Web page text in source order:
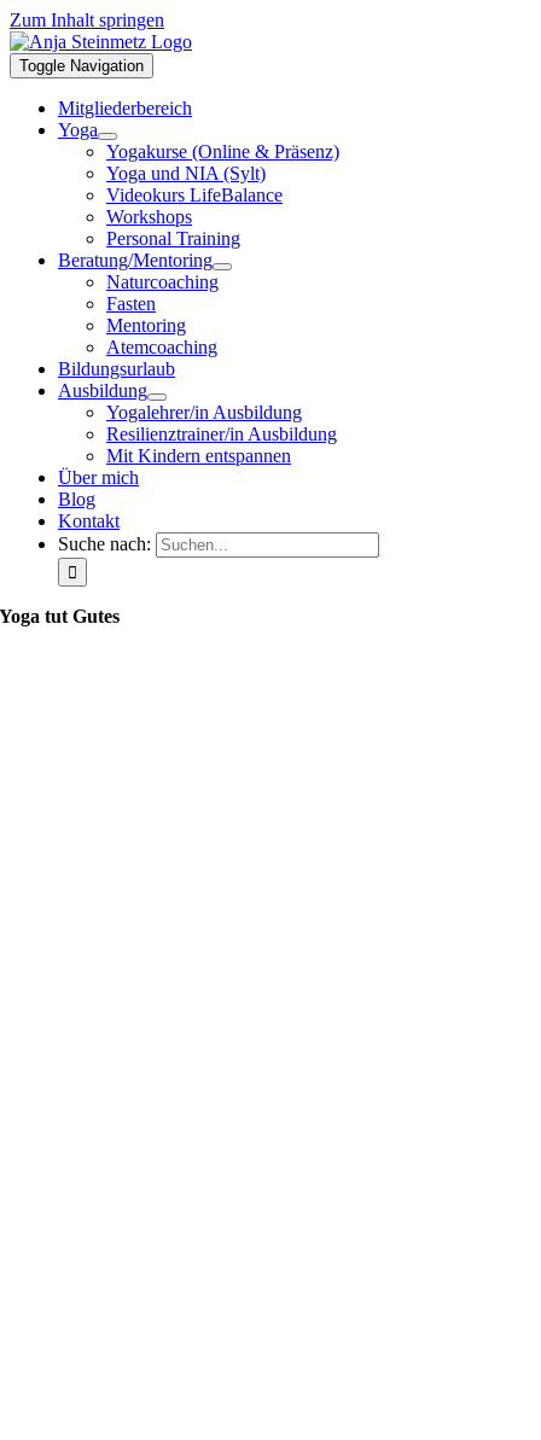
Zum Inhalt springen
Toggle Navigation
Mitgliederbereich
Yoga
Yogakurse (Online & Präsenz)
Yoga und NIA (Sylt)
Videokurs LifeBalance
Workshops
Personal Training
Beratung/Mentoring
Naturcoaching
Fasten
Mentoring
Atemcoaching
Bildungsurlaub
Ausbildung
Yogalehrer/in Ausbildung
Resilienztrainer/in Ausbildung
Mit Kindern entspannen
Über mich
Blog
Kontakt
Suche nach:
Yoga tut Gutes